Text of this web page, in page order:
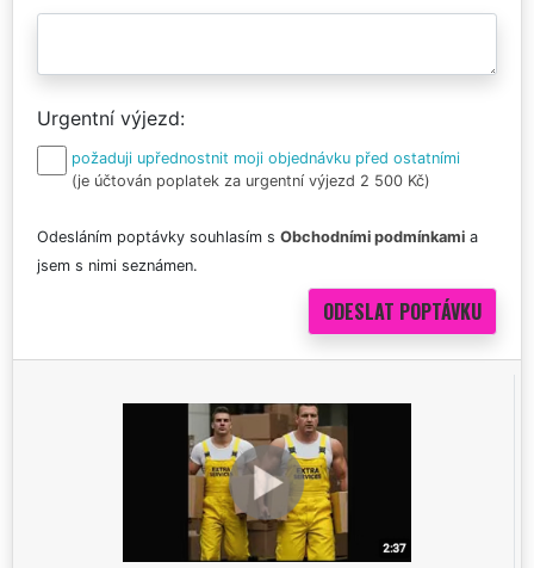
Urgentní výjezd
požaduji upřednostnit moji objednávku před ostatními
(je účtován poplatek za urgentní výjezd 2 500 Kč)
Odesláním poptávky souhlasím s Obchodními podmínkami a
jsem s nimi seznámen.